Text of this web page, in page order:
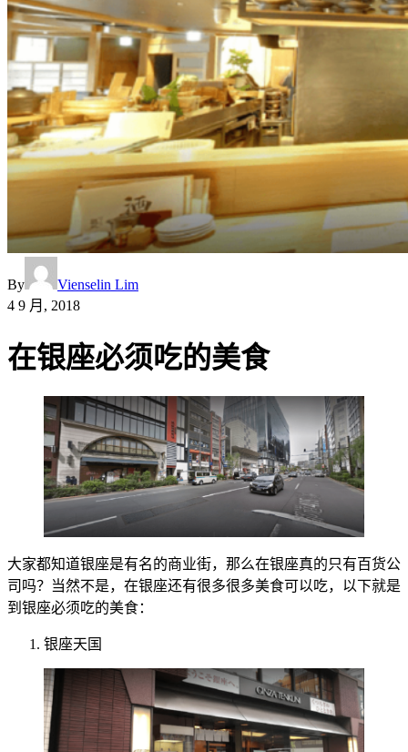
By
Vienselin Lim
4 9 月, 2018
在银座必须吃的美食
大家都知道银座是有名的商业街，那么在银座真的只有百货公
司吗？当然不是，在银座还有很多很多美食可以吃，以下就是
到银座必须吃的美食：
银座天国